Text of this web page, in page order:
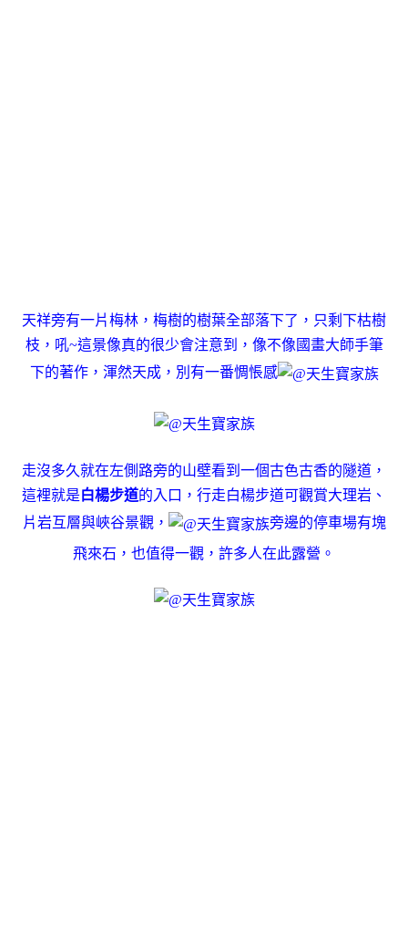
天祥旁有一片梅林，梅樹的樹葉全部落下了，只剩下枯樹
枝，吼~這景像真的很少會注意到，像不像國畫大師手筆
下的著作，渾然天成，別有一番惆悵感
走沒多久就在左側路旁的山壁看到一個古色古香的隧道，
這裡就是白楊步道的入口，行走白楊步道可觀賞大理岩、
片岩互層與峽谷景觀，
旁邊的停車場有塊
飛來石，也值得一觀，許多人在此露營。